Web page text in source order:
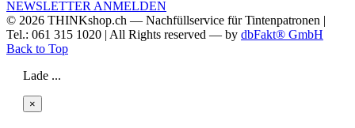
NEWSLETTER ANMELDEN
© 2026 THINKshop.ch — Nachfüllservice fürTintenpatronen |
Tel.: 061 315 1020 | All Rights reserved — by dbFakt® GmbH
Back to Top
Lade ...
×